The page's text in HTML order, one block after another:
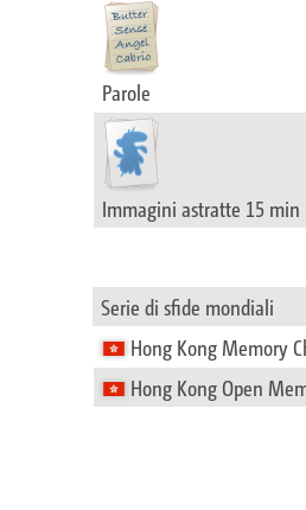
Parole
Immagini astratte 15 min
Serie di sfide mondiali
Hong Kong Memory
Hong Kong Open